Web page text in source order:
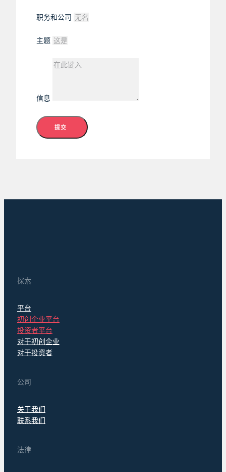
职务和公司
主题
信息
提交
探索
平台
初创企业平台
投资者平台
对于初创企业
对于投资者
公司
关于我们
联系我们
法律